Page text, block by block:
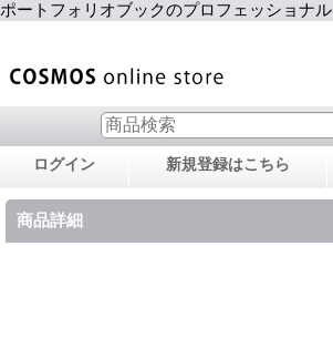
ポートフォリオブックのプロフェッショナル
ログイン 新規登録はこちら
商品詳細